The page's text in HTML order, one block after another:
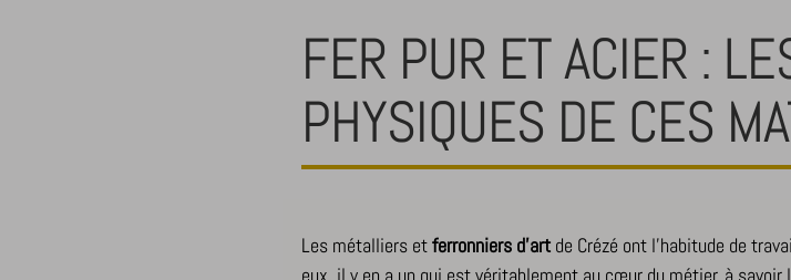
FER PUR ET ACIER :
PHYSIQUES DE CES
Les métalliers etferronniers d’art de Crézé ont l’habitude de
eux, il y en a un qui est véritablement au cœur du métier, à savoir